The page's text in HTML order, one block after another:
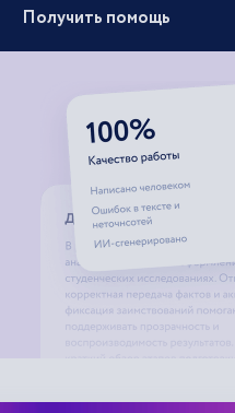
Получить помощь